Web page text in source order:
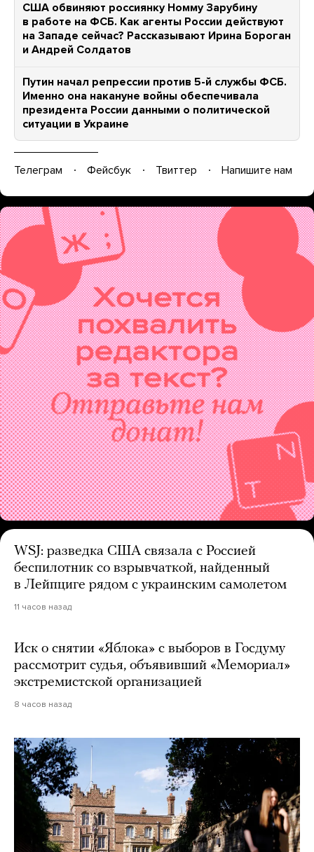
США обвиняют россиянку Номму Зарубину
в работе на ФСБ. Как агенты России действуют
на Западе сейчас? Рассказывают Ирина Бороган
и Андрей Солдатов
Путин начал репрессии против 5-й службы ФСБ.
Именно она накануне войны обеспечивала
президента России данными о политической
ситуации в Украине
Телеграм Фейсбук Твиттер Напишите нам
WSJ: разведка США связала с Россией
беспилотник со взрывчаткой, найденный
в Лейпциге рядом с украинским самолетом
11 часов назад
Иск о снятии «Яблока» с выборов в Госдуму
рассмотрит судья, объявивший «Мемориал»
экстремистской организацией
8 часов назад